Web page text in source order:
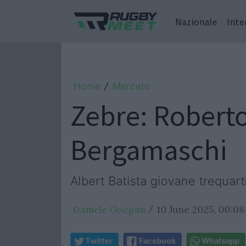
Nazionale
Home / Mercato
Zebre:
Bergamaschi
Albert Batista giovane
Daniele Goegan / 10 June 2025, 00:08
Twitter Facebook Whatsapp